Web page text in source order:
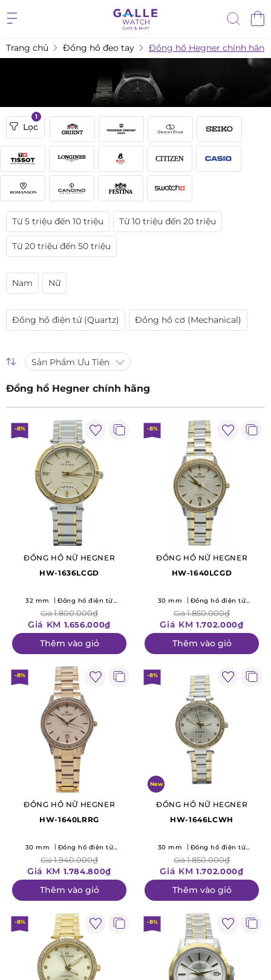
Trang chủ Đồng hồ đeo tay Đồng hồ Hegner chính hãng
Lọc
1
Từ 5 triệu đến 10 triệu Từ 10 triệu đến 20 triệu
Từ 20 triệu đến 50 triệu
Nam Nữ
Đồng hồ điện tử (Quartz) Đồng hồ cơ (Mechanical)
Đồng hồ Hegner chính hãng
Sản Phẩm Ưu Tiên
-8%
ĐỒNG HỒ NỮ HEGNER
HW-1636LCGD
32 mm
Đồng hồ điện tử
Giá1.800.000₫
Giá KM 1.656.000₫
Thêm vào giỏ
-8%
ĐỒNG HỒ NỮ HEGNER
HW-1640LCGD
30 mm
Đồng hồ điện tử
Giá1.850.000₫
Giá KM 1.702.000₫
Thêm vào giỏ
-8%
ĐỒNG HỒ NỮ HEGNER
HW-1640LRRG
30 mm
Đồng hồ điện tử
Giá1.940.000₫
Giá KM 1.784.800₫
Thêm vào giỏ
-8%
New
ĐỒNG HỒ NỮ HEGNER
HW-1646LCWH
30 mm
Đồng hồ điện tử
Giá1.850.000₫
Giá KM 1.702.000₫
Thêm vào giỏ
-8% -8%